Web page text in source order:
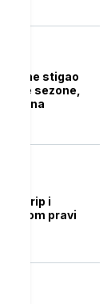
godine stigao
sezone,
na
grip i
pravi